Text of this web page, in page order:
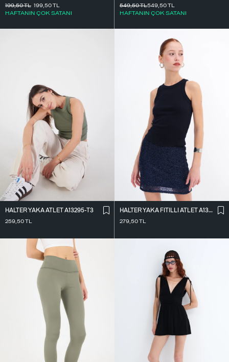
199,50TL
HAFTANIN ÇOK SATANI
199,50TL
549,50TL
HAFTANIN ÇOK SATANI
549,50TL
HALTER YAKA ATLET A13295-T3
259,50TL
HALTER YAKA FITILLI ATLET A13294-L7
279,50TL